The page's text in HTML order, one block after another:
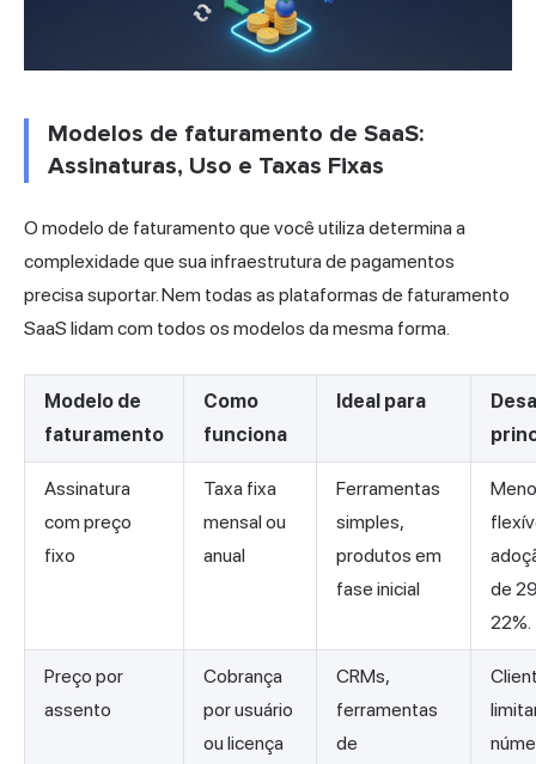
Modelos de faturamento de SaaS:
Assinaturas, Uso e Taxas Fixas
O modelo de faturamento que você utiliza determina a
complexidade que sua infraestrutura de pagamentos
precisa suportar. Nem todas as plataformas de faturamento
SaaS lidam com todos os modelos da mesma forma.
Modelo de
faturamento
Como
funciona
Ideal para
Assinatura
com preço
fixo
Taxa fixa
mensal ou
anual
Ferramentas
simples,
produtos em
fase inicial
de
22%.
Preço por
assento
Cobrança
por usuário
ou licença
CRMs,
ferramentas
de